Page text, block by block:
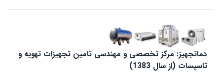
دماتجهیز: مرکز تخصصی و مهندسی تامین تجهیزات تهویه و
تاسیسات (از سال 1383)